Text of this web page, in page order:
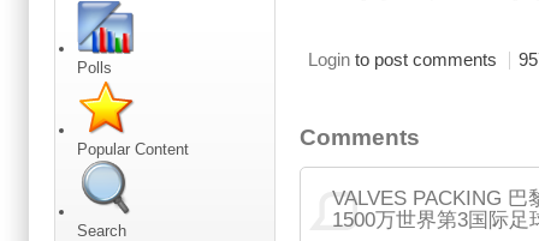
Loginto post comments
Comments
VALVES PACKING
1500万世界第3国际足
Polls
Popular Content
Search